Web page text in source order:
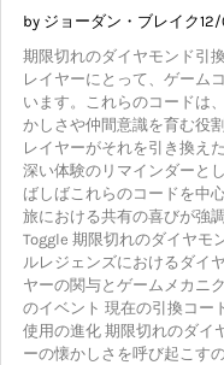
by ジョーダン・ブレイク
期限切れのダイヤモンド引
レイヤーにとって、ゲーム
います。これらのコードは
かしさや仲間意識を育む役
レイヤーがそれを引き換え
深い体験のリマインダーと
ばしばこれらのコードを中
旅における共有の喜びが強
Toggle 期限切れのダイヤモ
ルレジェンズにおけるダイ
ヤーの関与とゲームメカニ
のイベント 現在の引換コー
使用の進化 期限切れのダイ
ーの懐かしさを呼び起こす